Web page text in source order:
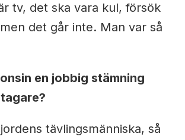
tv, det ska vara kul, försök
det går inte. Man var så
en jobbig stämning
tävlingsmänniska, så